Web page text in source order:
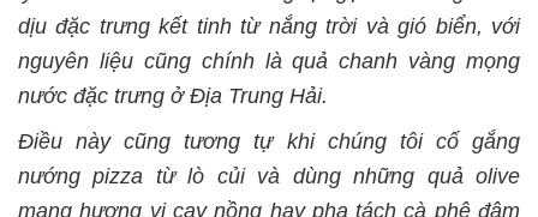
dịu đặc trưng kết tinh từ nắng trời và gió biển, với
nguyên liệu cũng chính là quả chanh vàng mọng
nước đặc trưng ở Địa Trung Hải.
Điều này cũng tương tự khi chúng tôi cố gắng
nướng pizza từ lò củi và dùng những quả olive
mang hương vị cay nồng hay pha tách cà phê đậm